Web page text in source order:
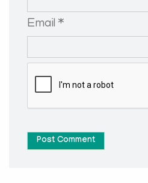
Email *
Post Comment